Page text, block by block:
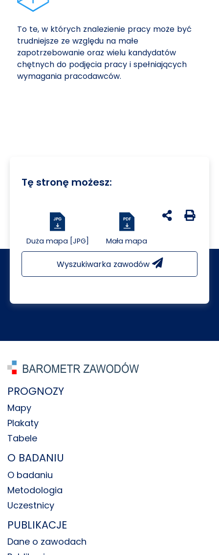
To te, w których znalezienie pracy może być
trudniejsze ze względu na małe
zapotrzebowanie oraz wielu kandydatów
chętnych do podjęcia pracy i spełniających
wymagania pracodawców.
Tę stronę możesz:
Duża mapa [JPG] Mała mapa
udostępnij na
Generuj
Wyszukiwarka zawodów
PROGNOZY
Mapy
Plakaty
Tabele
O BADANIU
O badaniu
Metodologia
Uczestnicy
PUBLIKACJE
Dane o zawodach